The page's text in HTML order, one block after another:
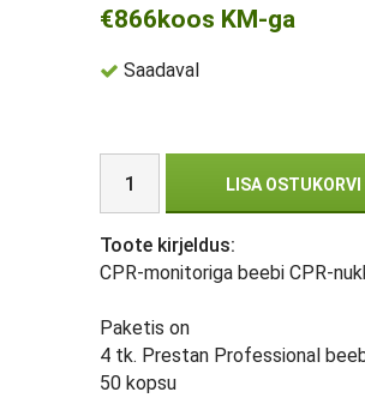
€866koos KM-ga
Saadaval
LISA OSTUKORVI
Toote kirjeldus:
CPR-monitoriga beebi CPR-
Paketis on
4 tk. Prestan Professional
50 kopsu